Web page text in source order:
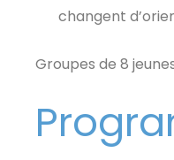
changent
Groupes de 8